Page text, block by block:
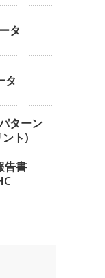
タ
タ
ターン
ト)
告書